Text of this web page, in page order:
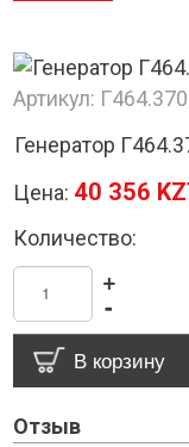
Артикул:
Генератор
Цена: 40 356
Количество:
-
+
Отзыв